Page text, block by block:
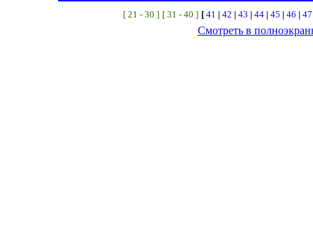
[ 21 - 30 ] [ 31 - 40 ] [41 | 42 | 43 | 44 | 45 | 46 |
Смотреть в